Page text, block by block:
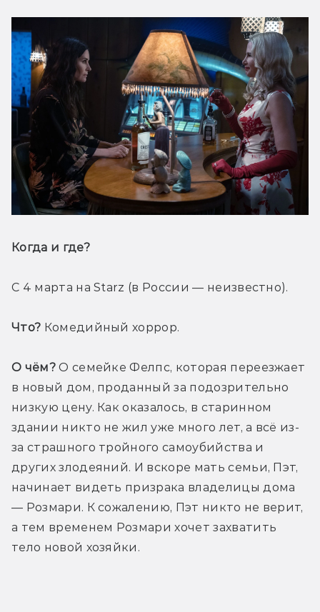
Когда и где?
С 4 марта на Starz (в России — неизвестно).
Что? Комедийный хоррор.
О чём? О семейке Фелпс, которая переезжает
в новый дом, проданный за подозрительно
низкую цену. Как оказалось, в старинном
здании никто не жил уже много лет, а всё из-
за страшного тройного самоубийства и
других злодеяний. И вскоре мать семьи, Пэт,
начинает видеть призрака владелицы дома
— Розмари. К сожалению, Пэт никто не верит,
а тем временем Розмари хочет захватить
тело новой хозяйки.